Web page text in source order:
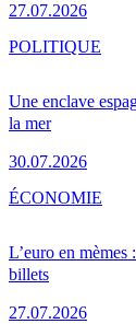
27.07.2026
Une enclave
la mer
30.07.2026
POLITIQUE
L’euro en mèmes
billets
27.07.2026
ÉCONOMIE